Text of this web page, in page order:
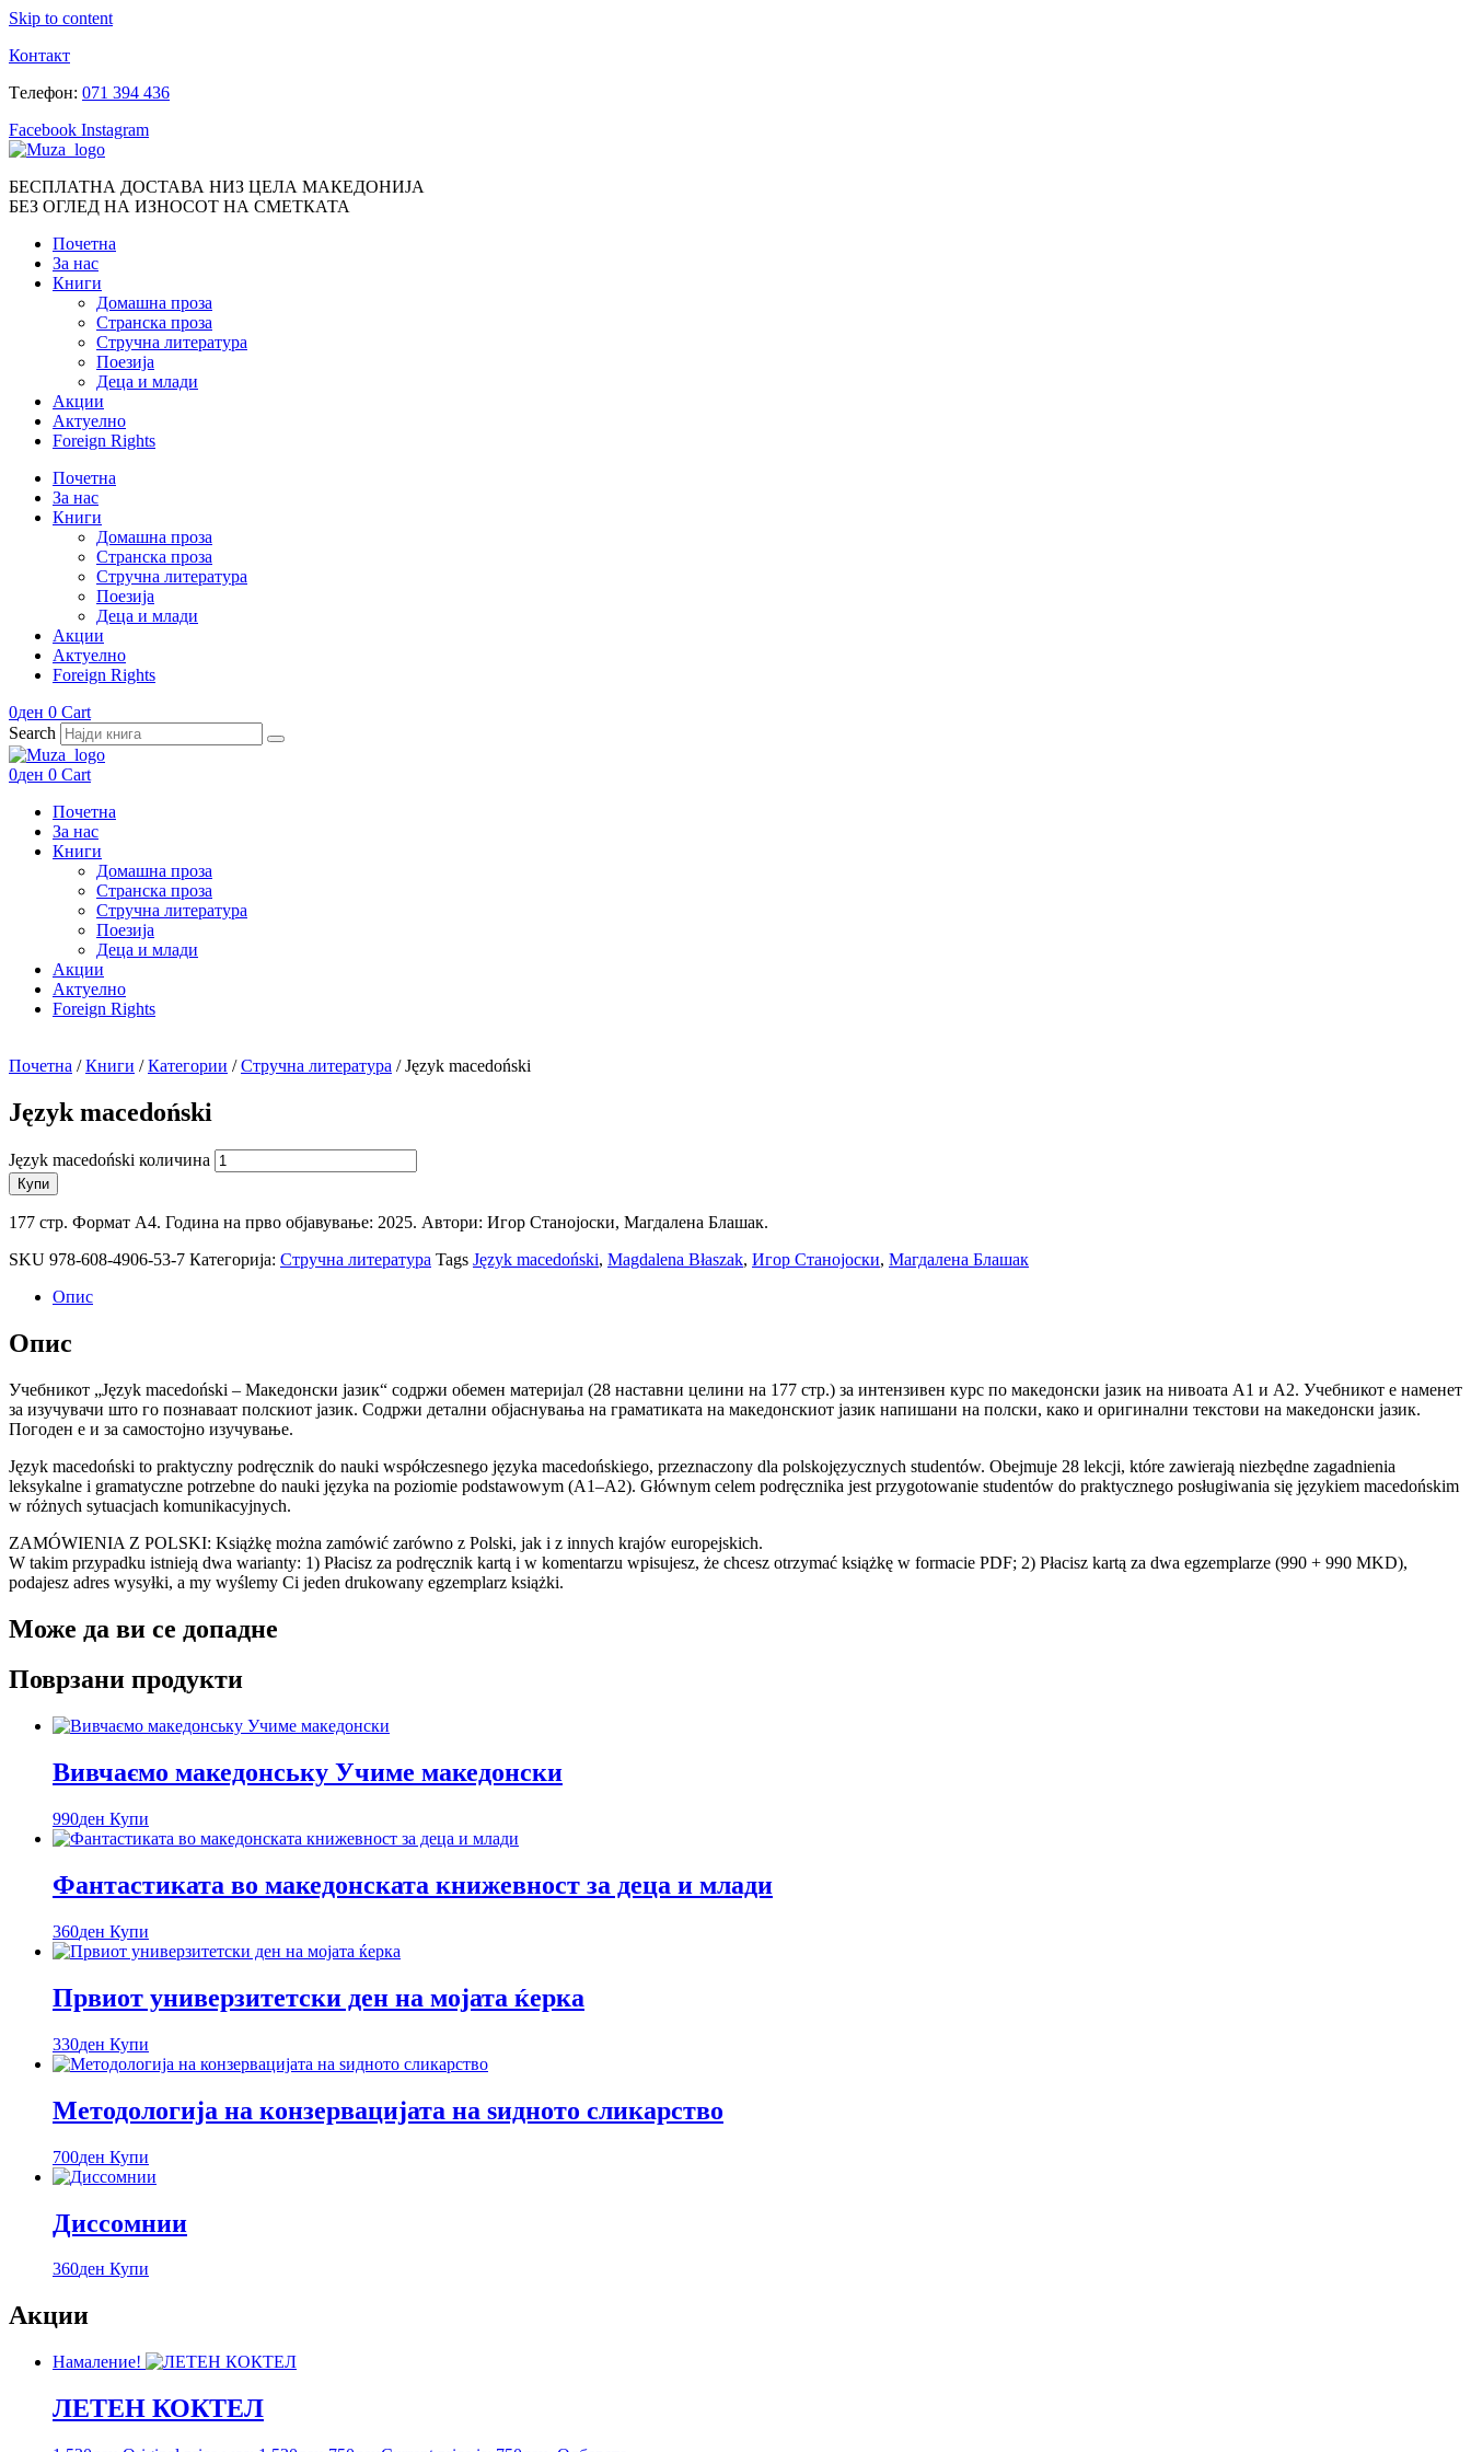
Skip to content
Контакт
Tелефон: 071 394 436
Facebook Instagram
БЕСПЛАТНА ДОСТАВА НИЗ ЦЕЛА МАКЕДОНИЈА
БЕЗ ОГЛЕД НА ИЗНОСОТ НА СМЕТКАТА
Почетна
За нас
Книги
Домашна проза
Странска проза
Стручна литература
Поезија
Деца и млади
Акции
Актуелно
Foreign Rights
Почетна
За нас
Книги
Домашна проза
Странска проза
Стручна литература
Поезија
Деца и млади
Акции
Актуелно
Foreign Rights
0ден 0 Cart
Search
0ден 0 Cart
Почетна
За нас
Книги
Домашна проза
Странска проза
Стручна литература
Поезија
Деца и млади
Акции
Актуелно
Foreign Rights
Почетна /Книги /Категории /Стручна литература / Język macedoński
Język macedoński
Język macedoński количина
Купи
177 стр. Формат А4. Година на прво објавување: 2025. Автори: Игор Станојоски, Магдалена Блашак.
SKU 978-608-4906-53-7 Категорија: Стручна литература Tags Język macedoński, Magdalena Błaszak, Игор Станојоски, Магдалена Блашак
Опис
Опис
Учебникот „Język macedoński – Македонски јазик“ содржи обемен материјал (28 наставни целини на 177 стр.) за интензивен курс по македонски јазик на нивоата А1 и А2. Учебникот е наменет
за изучувачи што го познаваат полскиот јазик. Содржи детални објаснувања на граматиката на македонскиот јазик напишани на полски, како и оригинални текстови на македонски јазик.
Погоден е и за самостојно изучување.
Język macedoński to praktyczny podręcznik do nauki współczesnego języka macedońskiego, przeznaczony dla polskojęzycznych studentów. Obejmuje 28 lekcji, które zawierają niezbędne zagadnienia
leksykalne i gramatyczne potrzebne do nauki języka na poziomie podstawowym (A1–A2). Głównym celem podręcznika jest przygotowanie studentów do praktycznego posługiwania się językiem macedońskim
w różnych sytuacjach komunikacyjnych.
ZAMÓWIENIA Z POLSKI: Książkę można zamówić zarówno z Polski, jak i z innych krajów europejskich.
W takim przypadku istnieją dwa warianty: 1) Płacisz za podręcznik kartą i w komentarzu wpisujesz, że chcesz otrzymać książkę w formacie PDF; 2) Płacisz kartą za dwa egzemplarze (990 + 990 MKD),
podajesz adres wysyłki, a my wyślemy Ci jeden drukowany egzemplarz książki.
Може да ви се допадне
Поврзани продукти
Вивчаємо македонську Учиме македонски
990ден Купи
Фантастиката во македонската книжевност за деца и млади
360ден Купи
Првиот универзитетски ден на мојата ќерка
330ден Купи
Методологија на конзервацијата на ѕидното сликарство
700ден Купи
Диссомнии
360ден Купи
Акции
Намаление!
ЛЕТЕН КОКТЕЛ